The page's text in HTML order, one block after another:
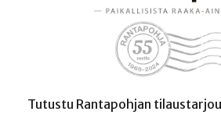
Tutustu Rantapohjan